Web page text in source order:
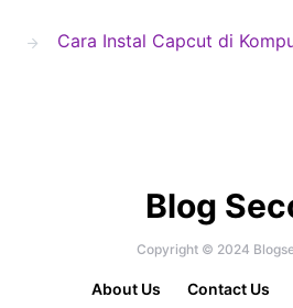
Cara Instal Capcut di
Blog
Copyright © 2024
About Us Contact Us